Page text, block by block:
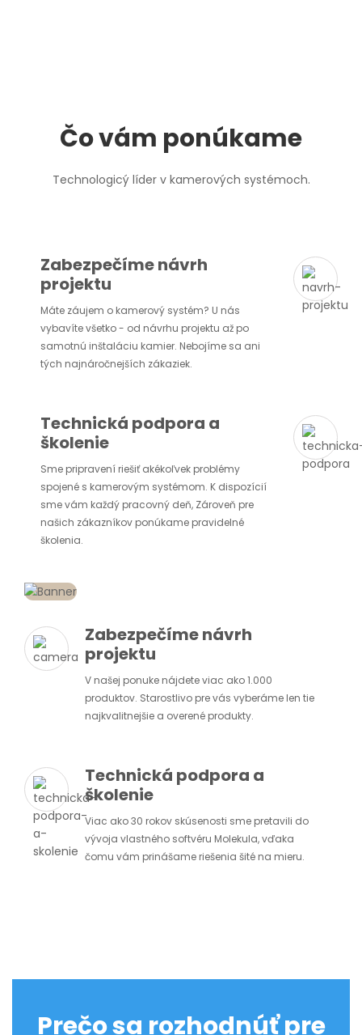
Čo vám ponúkame
Technologicý líder v kamerových systémoch.
Zabezpečíme návrh
projektu
Máte záujem o kamerový systém? U nás
vybavíte všetko - od návrhu projektu až po
samotnú inštaláciu kamier. Nebojíme sa ani
tých najnáročnejších zákaziek.
Technická podpora a
školenie
Sme pripravení riešiť akékoľvek problémy
spojené s kamerovým systémom. K dispozícií
sme vám každý pracovný deň, Zároveň pre
našich zákazníkov ponúkame pravidelné
školenia.
Zabezpečíme návrh
projektu
V našej ponuke nájdete viac ako 1.000
produktov. Starostlivo pre vás vyberáme len tie
najkvalitnejšie a overené produkty.
Technická podpora a
školenie
Viac ako 30 rokov skúsenosti sme pretavili do
vývoja vlastného softvéru Molekula, vďaka
čomu vám prinášame riešenia šité na mieru.
Prečo sa rozhodnúť pre